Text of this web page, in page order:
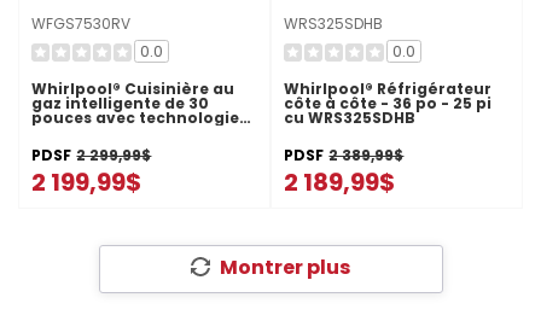
WFGS7530RV
0.0
Whirlpool® Cuisinière au
gaz intelligente de 30
pouces avec technologie
de cuisson à air, auto-
nettoyage/netoyage à la
vapeur, préchauffage
rapide avec capacité de
5.3 pi cu WFGS7530RV
PDSF 2 299,99$
2 199,99$
WRS325SDHB
0.0
Whirlpool® Réfrigérateur
côte à côte - 36 po - 25 pi
cu WRS325SDHB
PDSF 2 389,99$
2 189,99$
Montrer plus